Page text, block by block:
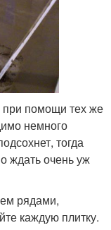
помощи тех же
немного
тогда
ждать очень уж
рядами,
каждую плитку.